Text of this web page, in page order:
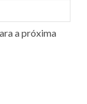
a próxima